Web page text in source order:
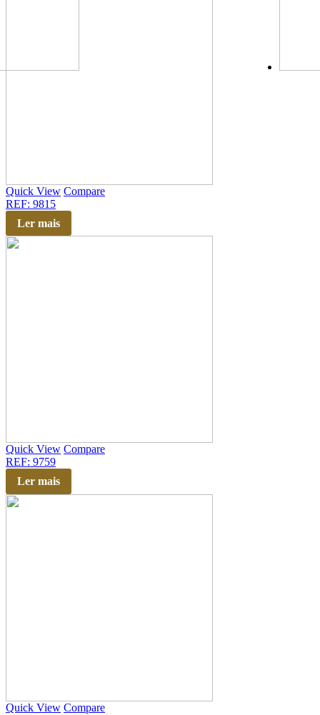
Quick View Compare
REF: 9815
Ler mais
Quick View Compare
REF: 9759
Ler mais
Quick View Compare